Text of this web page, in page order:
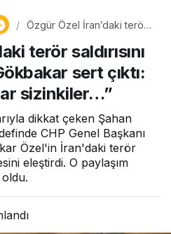
Özgür Özel İran’daki terör
Gökbakar sert çıktı:
“Kartona yazsınlar
sizinkiler…”
terör saldırısını
sert çıktı:
sizinkiler…”
dikkat çeken Şahan
CHP Genel Başkanı
Özel'in İran'daki terör
eleştirdi. O paylaşım